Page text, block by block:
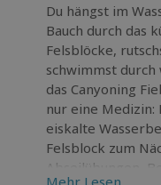
Du hängst im
Bauch durch das
Felsblöcke,
schwimmst durch
das Canyoning
nur eine Medizin:
eiskalte
Felsblock zum
Abseilübungen,
Mehr Lesen